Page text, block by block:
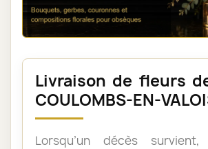
Livraison de fleurs
COULOMBS-EN-
Lorsqu’un décès